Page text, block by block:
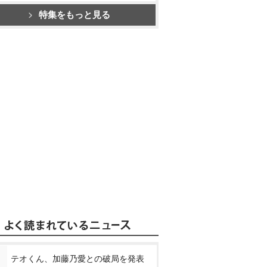
特集をもっと見る
テオくん、加藤乃愛との破局を発表